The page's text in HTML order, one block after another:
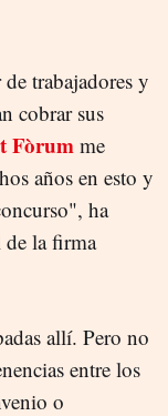
trabajadores y
cobrar sus
Fòrum me
años en esto y
ha
de la firma
allí. Pero no
entre los
o